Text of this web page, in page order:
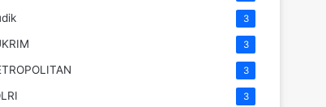
3
3
3
3